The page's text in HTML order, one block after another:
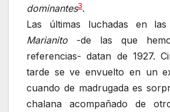
dominantes3.
Las últimas luchadas en
Marianito -de las que
referencias- datan de 1927.
tarde se ve envuelto en un
cuando de madrugada es
chalana acompañado de